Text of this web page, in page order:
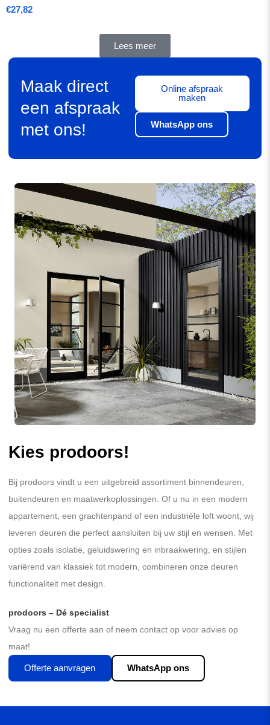
€27,82
Lees meer
Maak direct
een afspraak
met ons!
Online afspraak
maken
WhatsApp ons
Kies prodoors!
Bij prodoors vindt u een uitgebreid assortiment binnendeuren,
buitendeuren en maatwerkoplossingen. Of u nu in een modern
appartement, een grachtenpand of een industriële loft woont, wij
leveren deuren die perfect aansluiten bij uw stijl en wensen. Met
opties zoals isolatie, geluidswering en inbraakwering, en stijlen
variërend van klassiek tot modern, combineren onze deuren
functionaliteit met design.
prodoors – Dé specialist
Vraag nu een offerte aan of neem contact op voor advies op
maat!
Offerte aanvragen WhatsApp ons